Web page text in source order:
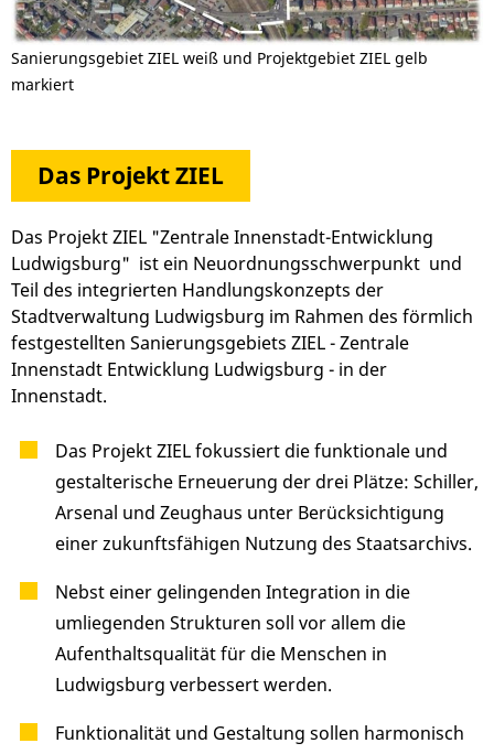
Sanierungsgebiet ZIEL weiß und Projektgebiet ZIEL gelb
markiert
Das Projekt ZIEL
Das Projekt ZIEL "Zentrale Innenstadt-Entwicklung
Ludwigsburg" ist ein Neuordnungsschwerpunkt und
Teil des integrierten Handlungskonzepts der
Stadtverwaltung Ludwigsburg im Rahmen des förmlich
festgestellten Sanierungsgebiets ZIEL - Zentrale
Innenstadt Entwicklung Ludwigsburg - in der
Innenstadt.
Das Projekt ZIEL fokussiert die funktionale und
gestalterische Erneuerung der drei Plätze: Schiller,
Arsenal und Zeughaus unter Berücksichtigung
einer zukunftsfähigen Nutzung des Staatsarchivs.
Nebst einer gelingenden Integration in die
umliegenden Strukturen soll vor allem die
Aufenthaltsqualität für die Menschen in
Ludwigsburg verbessert werden.
Funktionalität und Gestaltung sollen harmonisch